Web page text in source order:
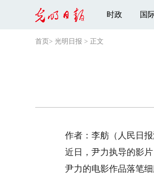
时政 国
首页 > 光明日报 > 正文
作者：李舫（人民日报
近日，尹力执导的影片
尹力的电影作品落笔细